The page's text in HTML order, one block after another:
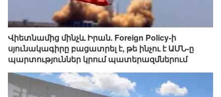
Վիետնամից մինչև Իրան. Foreign Policy-ի
սյունակագիրը բացատրել է, թե ինչու է ԱՄՆ-ը
պարտություններ կրում պատերազմներում